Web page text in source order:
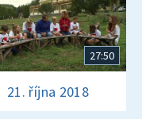
27:50
21. října 2018